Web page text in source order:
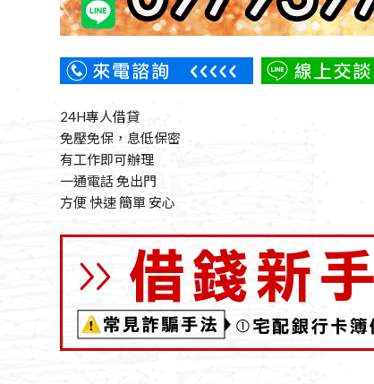
24H專人借貸
免壓免保，息低保密
有工作即可辦理
一通電話 免出門
方便 快速 簡單 安心